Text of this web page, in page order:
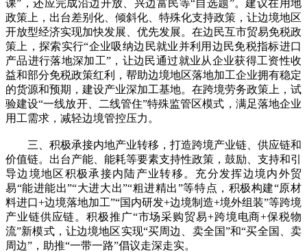
课”，还应完成沿边开放、兴边富民等“自选题”。建议在用地
政策上，出台差别化、倾斜化、特殊化支持政策，让边境地区
开放型经济实现加快发展、优先发展。在边民互市贸易免税政
策上，探索实行“企业吸纳边民就业并利用边民免税指标进口
产品进行落地深加工”，让边民通过就业从企业获得工资性收
益和部分免税政策红利，帮助边境地区落地加工企业拥有稳定
的货源和预期，建设产业深加工基地。在跨境劳务政策上，试
验建设“一线放开、二线管住”特殊监管区模式，满足落地企业
用工需求，减轻边境管控压力。
三、积极承接内地产业转移，打造跨境产业链、供应链和
价值链。出台产能、能耗等要素支持性政策，鼓励、支持和引
导边境地区积极承接内陆产业转移。充分发挥边境内外贸
易“能进能出”“大进大出”“粗进精出”等特点，积极构建“原材
料进口+边境落地加工”“国内研发+边境制造+境外组装”等跨境
产业链供应链。积极推广“市场采购贸易+跨境电商+保税物
流”新模式，让边境地区实现“买周边、卖全国”和“买全国、卖
周边”，助推“一带一路”倡议走深走实。